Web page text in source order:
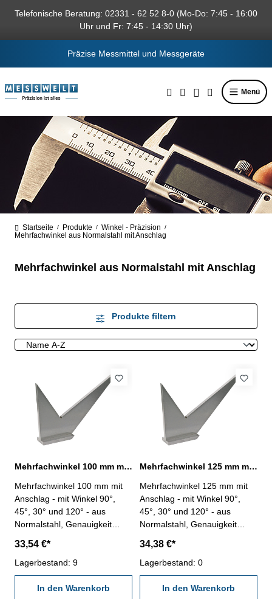
springen
Telefonische Beratung: 02331 - 62 52 8-0 (Mo-Do: 7:45 - 16:00
Uhr und Fr: 7:45 - 14:30 Uhr)
Präzise Messmittel und Messgeräte
Menü
Startseite / Produkte / Winkel - Präzision /
Mehrfachwinkel aus Normalstahl mit Anschlag
Mehrfachwinkel aus Normalstahl mit Anschlag
Produkte filtern
Mehrfachwinkel 100 mm mit Anschlag Normalstahl
Mehrfachwinkel 100 mm mit
Anschlag - mit Winkel 90°,
45°, 30° und 120° - aus
Normalstahl, Genauigkeit
Abmessung: 100 mm
33,54 €*
Lagerbestand: 9
In den Warenkorb
Mehrfachwinkel 125 mm mit Anschlag Normalstahl
Mehrfachwinkel 125 mm mit
Anschlag - mit Winkel 90°,
45°, 30° und 120° - aus
Normalstahl, Genauigkeit
Abmessung: 125 mm
34,38 €*
Lagerbestand: 0
In den Warenkorb